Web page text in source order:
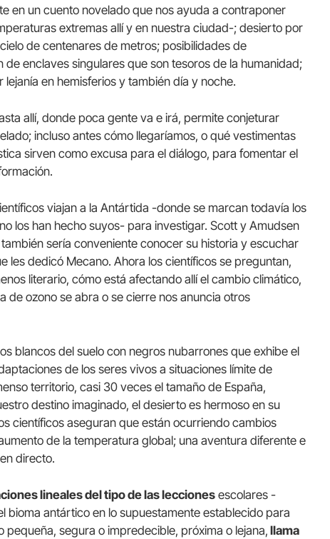
en un cuento novelado que nos ayuda a contraponer
extremas allí y en nuestra ciudad-; desierto por
de centenares de metros; posibilidades de
enclaves singulares que son tesoros de la humanidad;
en hemisferios y también día y noche.
allí, donde poca gente va e irá, permite conjeturar
incluso antes cómo llegaríamos, o qué vestimentas
sirven como excusa para el diálogo, para fomentar el
viajan a la Antártida -donde se marcan todavía los
los han hecho suyos- para investigar. Scott y Amudsen
sería conveniente conocer su historia y escuchar
les dedicó Mecano. Ahora los científicos se preguntan,
literario, cómo está afectando allí el cambio climático,
de ozono se abra o se cierre nos anuncia otros
blancos del suelo con negros nubarrones que exhibe el
de los seres vivos a situaciones límite de
territorio, casi 30 veces el tamaño de España,
destino imaginado, el desierto es hermoso en su
científicos aseguran que están ocurriendo cambios
de la temperatura global; una aventura diferente e
directo.
lineales del tipo de las lecciones escolares -
bioma antártico en lo supuestamente establecido para
pequeña, segura o impredecible, próxima o lejana, llama